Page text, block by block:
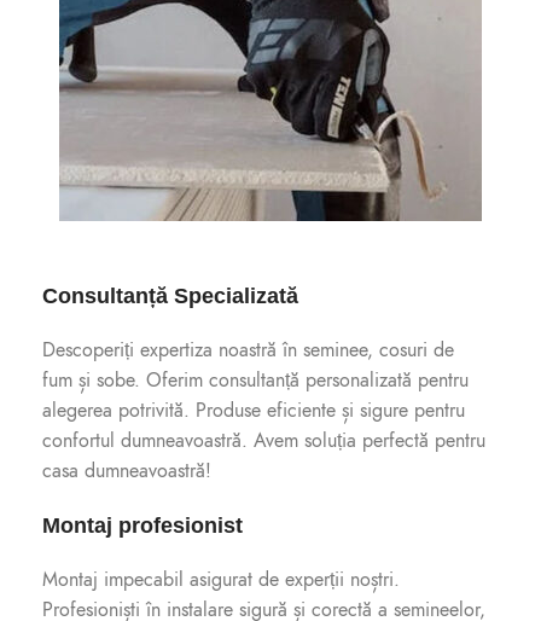
Consultanță Specializată
Descoperiți expertiza noastră în seminee, cosuri de
fum și sobe. Oferim consultanță personalizată pentru
alegerea potrivită. Produse eficiente și sigure pentru
confortul dumneavoastră. Avem soluția perfectă pentru
casa dumneavoastră!
Montaj profesionist
Montaj impecabil asigurat de experții noștri.
Profesioniști în instalare sigură și corectă a semineelor,